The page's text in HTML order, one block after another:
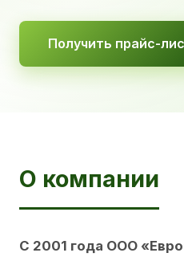
Получить прайс-
О компании
С 2001 года ООО